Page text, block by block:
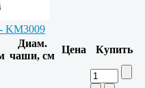
KM3009
Диам.
чаши, см
Цена Купить